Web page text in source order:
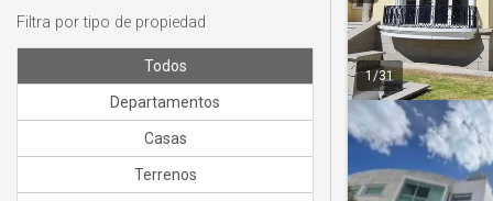
1 /31
Filtra por tipo de propiedad
Todos
Departamentos
Casas
Terrenos